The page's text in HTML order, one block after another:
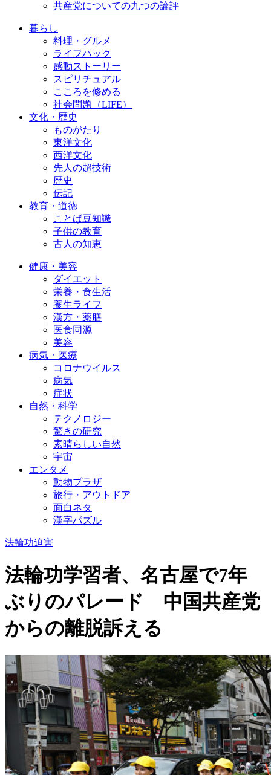
共産党についての九つの論評
暮らし
料理・グルメ
ライフハック
感動ストーリー
スピリチュアル
こころを修める
社会問題（LIFE）
文化・歴史
ものがたり
東洋文化
西洋文化
先人の超技術
歴史
伝記
教育・道徳
ことば豆知識
子供の教育
古人の知恵
健康・美容
ダイエット
栄養・食生活
養生ライフ
漢方・薬膳
医食同源
美容
病気・医療
コロナウイルス
病気
症状
自然・科学
テクノロジー
驚きの研究
素晴らしい自然
宇宙
エンタメ
動物プラザ
旅行・アウトドア
面白ネタ
漢字パズル
法輪功迫害
法輪功学習者、名古屋で7年
ぶりのパレード 中国共産党
からの離脱訴える